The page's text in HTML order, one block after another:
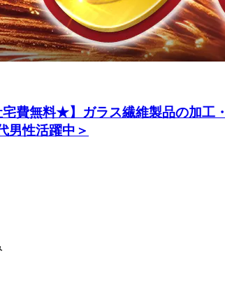
宅費無料★】ガラス繊維製品の加
男性活躍中＞